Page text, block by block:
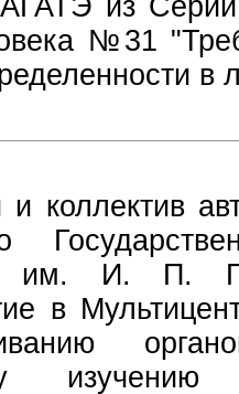
из
№31
в
коллектив
им. И. П.
в